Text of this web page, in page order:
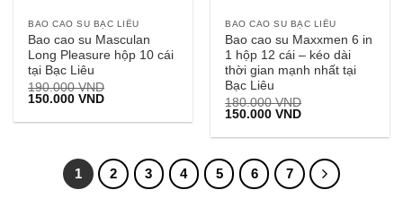
BAO CAO SU BẠC LIÊU
Bao cao su Masculan
Long Pleasure hộp 10 cái
tại Bạc Liêu
190.000VND
Giá
là:
150.000VNDGiá
tại
BAO CAO SU BẠC LIÊU
Bao cao su Maxxmen 6 in
1 hộp 12 cái – kéo dài
thời gian mạnh nhất tại
Bạc Liêu
180.000VND
Giá
là:
150.000VNDGiá
tại
150.000 VND.
1 2 3 4 5 6 7